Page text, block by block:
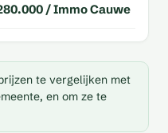
/ Immo Cauwe
te vergelijken met
en om ze te